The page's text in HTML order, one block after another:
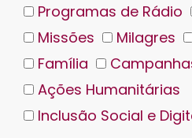
Programas de Rádio
Missões
Milagres
Família
Ações Humanitárias
Inclusão Social e